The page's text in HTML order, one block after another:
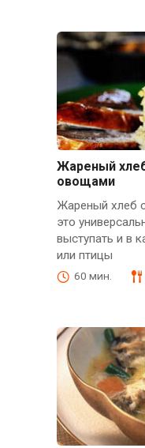
Жареный
овощами
Жареный хлеб
это
выступать и в
или птицы
60 мин.